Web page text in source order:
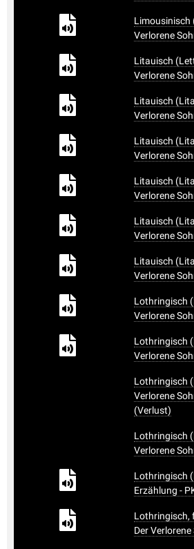
Limousinisch
Verlorene
Litauisch
Verlorene
Litauisch
Verlorene
Litauisch
Verlorene
Litauisch
Verlorene
Litauisch
Verlorene
Litauisch
Verlorene
Lothringisch
Verlorene
Lothringisch
Verlorene
Lothringisch
Verlorene
(Verlust)
Lothringisch
Verlorene
Lothringisch
Erzählung -
Lothringisch,
Der